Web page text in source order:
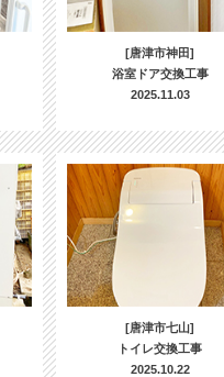
[唐津市神田]
浴室ドア交換工事
2025.11.03
[唐津市七山]
トイレ交換工事
2025.10.22